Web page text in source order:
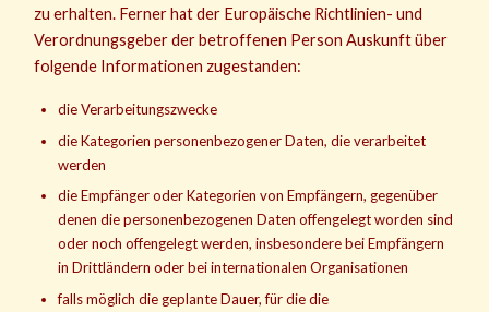
zu erhalten. Ferner hat der Europäische Richtlinien- und
Verordnungsgeber der betroffenen Person Auskunft über
folgende Informationen zugestanden:
die Verarbeitungszwecke
die Kategorien personenbezogener Daten, die verarbeitet
werden
die Empfänger oder Kategorien von Empfängern, gegenüber
denen die personenbezogenen Daten offengelegt worden sind
oder noch offengelegt werden, insbesondere bei Empfängern
in Drittländern oder bei internationalen Organisationen
falls möglich die geplante Dauer, für die die